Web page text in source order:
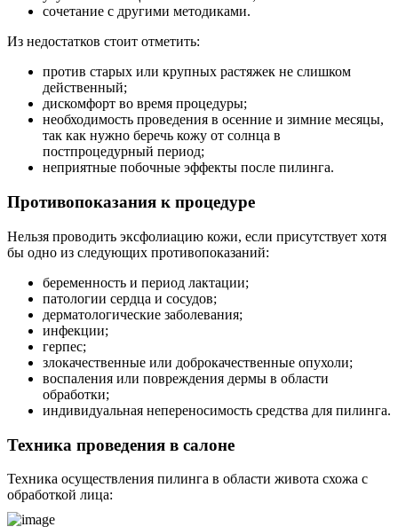
сочетание с другими методиками.
Из недостатков стоит отметить:
против старых или крупных растяжек не слишком
действенный;
дискомфорт во время процедуры;
необходимость проведения в осенние и зимние месяцы,
так как нужно беречь кожу от солнца в
постпроцедурный период;
неприятные побочные эффекты после пилинга.
Противопоказания к процедуре
Нельзя проводить эксфолиацию кожи, если присутствует хотя
бы одно из следующих противопоказаний:
беременность и период лактации;
патологии сердца и сосудов;
дерматологические заболевания;
инфекции;
герпес;
злокачественные или доброкачественные опухоли;
воспаления или повреждения дермы в области
обработки;
индивидуальная непереносимость средства для пилинга.
Техника проведения в салоне
Техника осуществления пилинга в области живота схожа с
обработкой лица: